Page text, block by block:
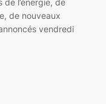
de nouveaux
vendredi